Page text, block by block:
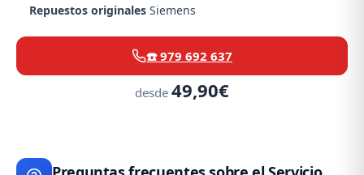
Repuestos originales Siemens
☎️ 979 692 637
desde 49,90€